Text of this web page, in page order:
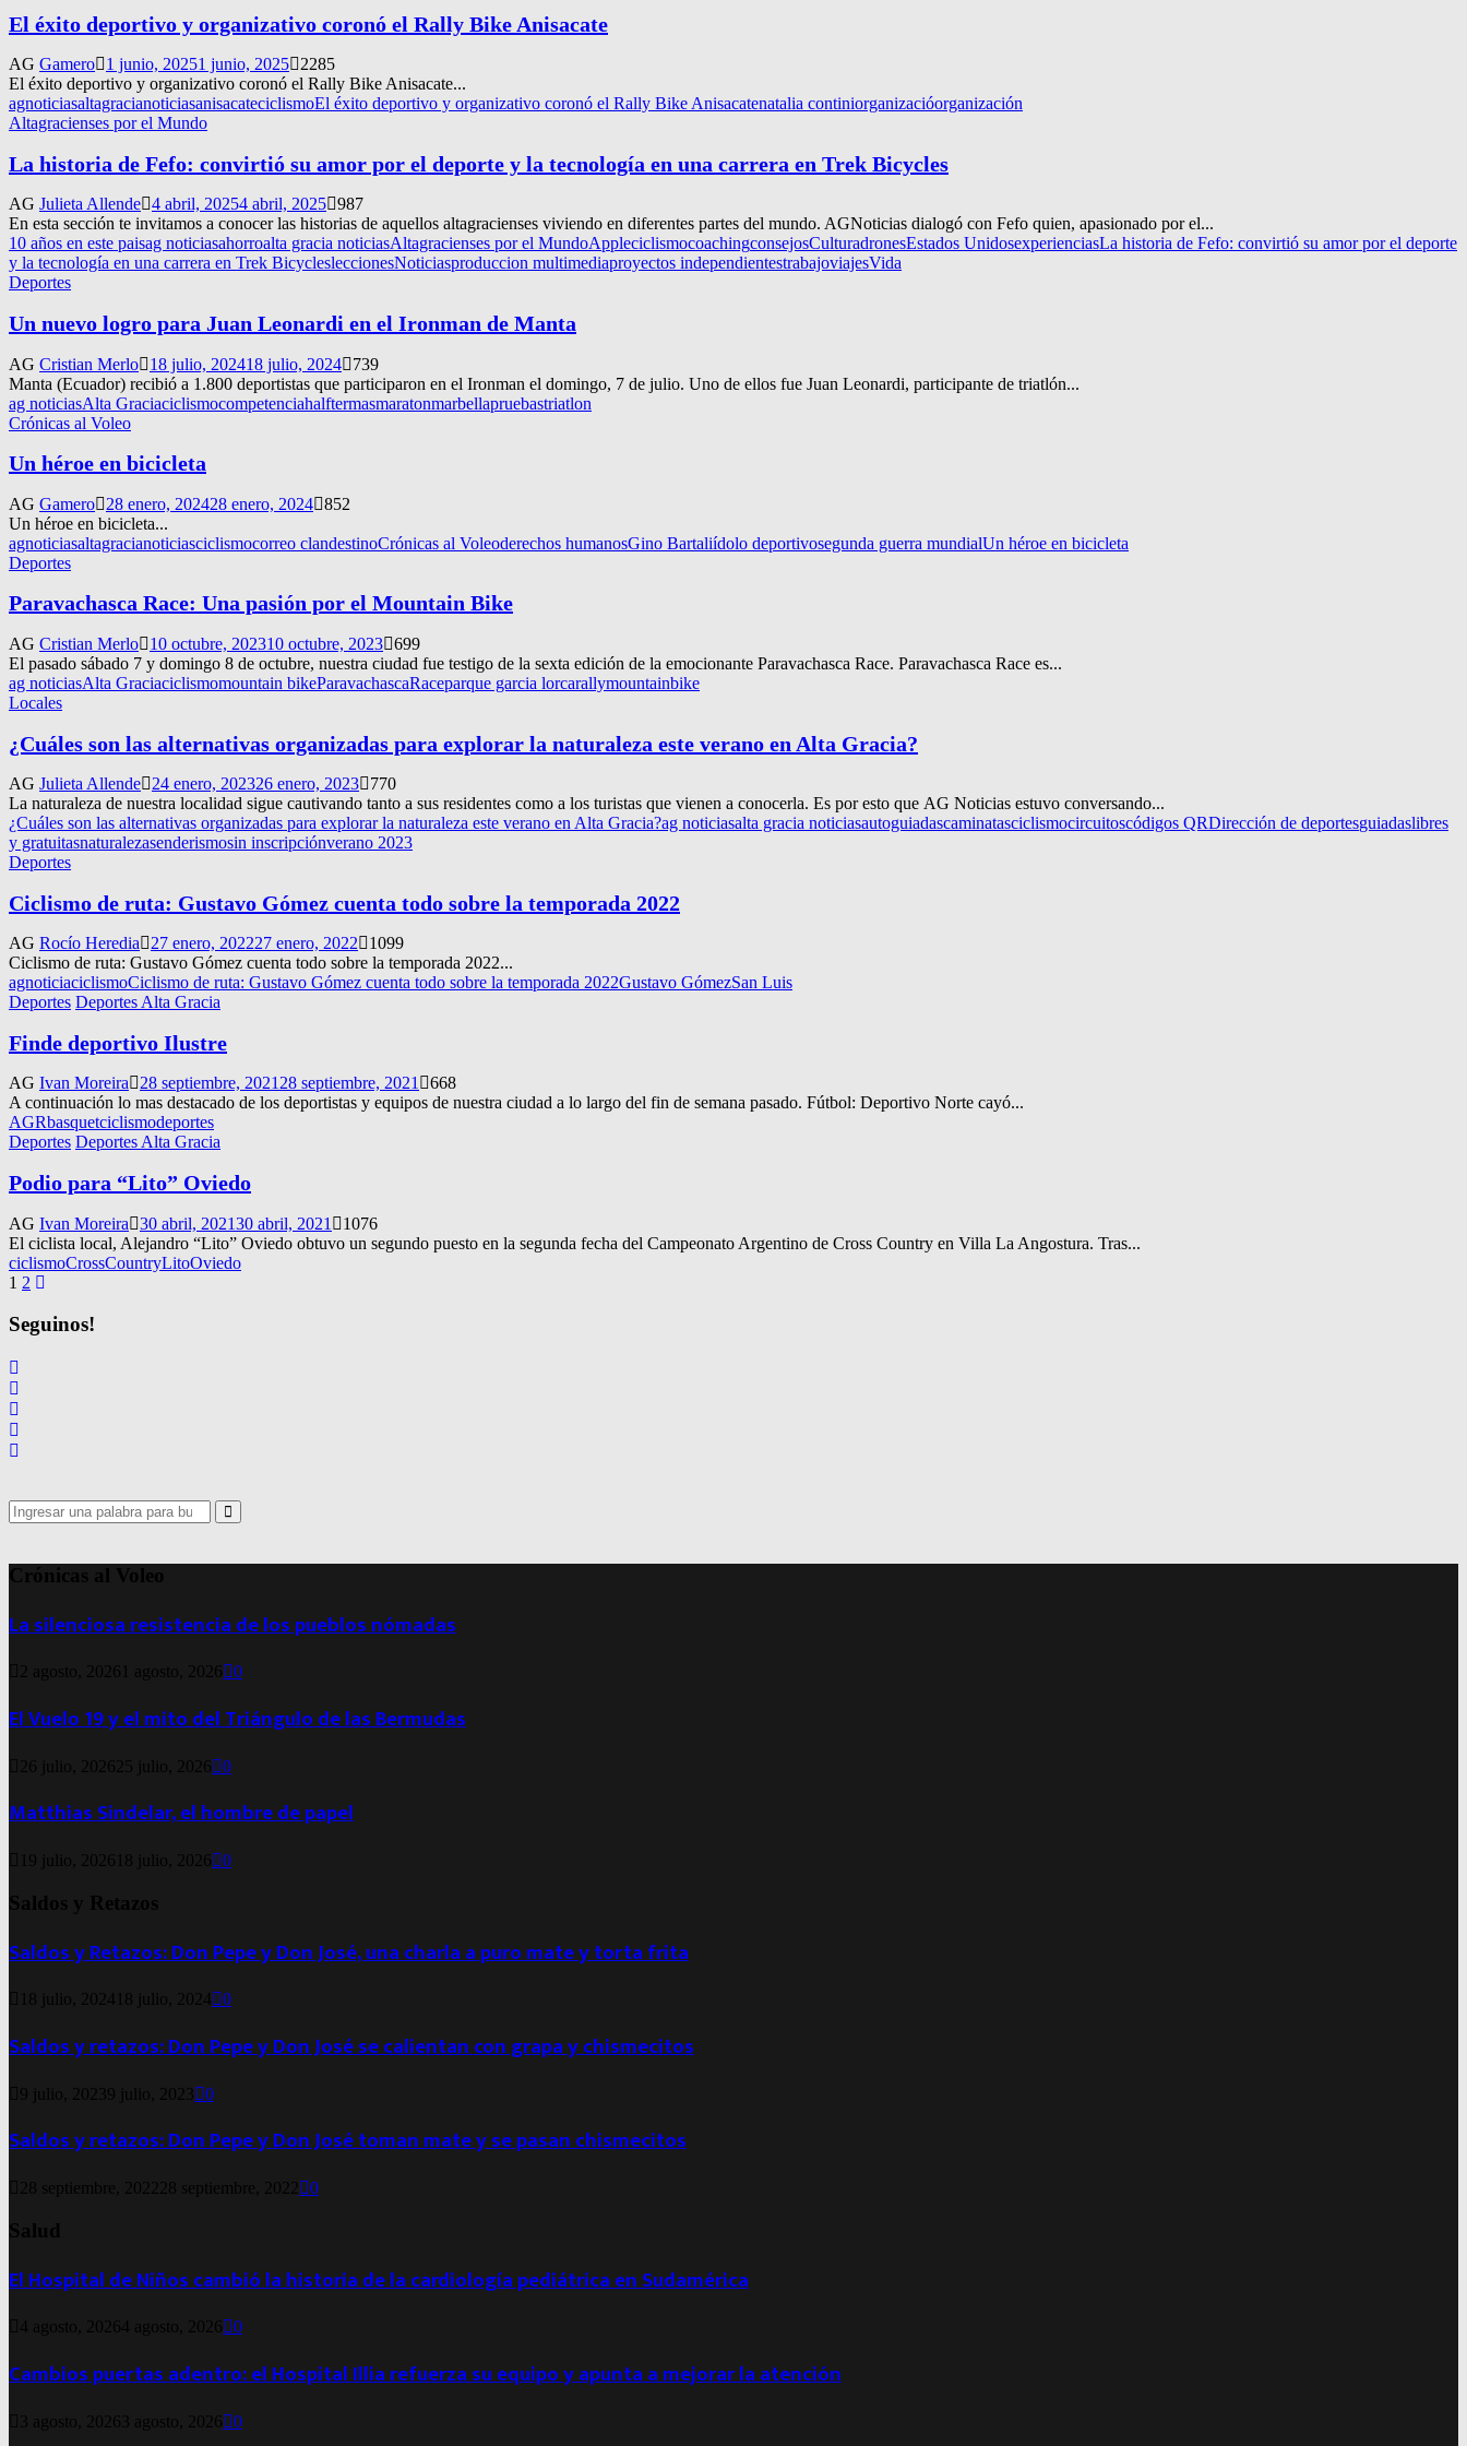
El éxito deportivo y organizativo coronó el Rally Bike Anisacate
AG Gamero 1 junio, 20251 junio, 2025
2285
El éxito deportivo y organizativo coronó el Rally Bike Anisacate...
agnoticiasaltagracianoticiasanisacateciclismoEl éxito deportivo y organizativo coronó el Rally Bike Anisacatenatalia continiorganizacióorganización
Altagracienses por el Mundo
La historia de Fefo: convirtió su amor por el deporte y la tecnología en una carrera en Trek Bicycles
AG Julieta Allende 4 abril, 20254 abril, 2025 987
En esta sección te invitamos a conocer las historias de aquellos altagracienses viviendo en diferentes partes del mundo. AGNoticias dialogó con Fefo quien, apasionado por el...
10 años en este paisag noticiasahorroalta gracia noticiasAltagracienses por el MundoAppleciclismocoachingconsejosCulturadronesEstados UnidosexperienciasLa historia de Fefo: convirtió su amor por el deporte
y la tecnología en una carrera en Trek BicyclesleccionesNoticiasproduccion multimediaproyectos independientestrabajoviajesVida
Deportes
Un nuevo logro para Juan Leonardi en el Ironman de Manta
AG Cristian Merlo 18 julio, 202418 julio, 2024
739
Manta (Ecuador) recibió a 1.800 deportistas que participaron en el Ironman el domingo, 7 de julio. Uno de ellos fue Juan Leonardi, participante de triatlón...
ag noticiasAlta Graciaciclismocompetenciahalftermasmaratonmarbellapruebastriatlon
Crónicas al Voleo
Un héroe en bicicleta
AG Gamero 28 enero, 202428 enero, 2024 852
Un héroe en bicicleta...
agnoticiasaltagracianoticiasciclismocorreo clandestinoCrónicas al Voleoderechos humanosGino Bartaliídolo deportivosegunda guerra mundialUn héroe en bicicleta
Deportes
Paravachasca Race: Una pasión por el Mountain Bike
AG Cristian Merlo 10 octubre, 202310 octubre, 2023 699
El pasado sábado 7 y domingo 8 de octubre, nuestra ciudad fue testigo de la sexta edición de la emocionante Paravachasca Race. Paravachasca Race es...
ag noticiasAlta Graciaciclismomountain bikeParavachascaRaceparque garcia lorcarallymountainbike
Locales
¿Cuáles son las alternativas organizadas para explorar la naturaleza este verano en Alta Gracia?
AG Julieta Allende 24 enero, 202326 enero, 2023
770
La naturaleza de nuestra localidad sigue cautivando tanto a sus residentes como a los turistas que vienen a conocerla. Es por esto que AG Noticias estuvo conversando...
¿Cuáles son las alternativas organizadas para explorar la naturaleza este verano en Alta Gracia?ag noticiasalta gracia noticiasautoguiadascaminatasciclismocircuitoscódigos QRDirección de deportesguiadaslibres
y gratuitasnaturalezasenderismosin inscripciónverano 2023
Deportes
Ciclismo de ruta: Gustavo Gómez cuenta todo sobre la temporada 2022
AG Rocío Heredia 27 enero, 202227 enero, 2022
1099
Ciclismo de ruta: Gustavo Gómez cuenta todo sobre la temporada 2022...
agnoticiaciclismoCiclismo de ruta: Gustavo Gómez cuenta todo sobre la temporada 2022Gustavo GómezSan Luis
Deportes Deportes Alta Gracia
Finde deportivo Ilustre
AG Ivan Moreira 28 septiembre, 202128 septiembre, 2021
668
A continuación lo mas destacado de los deportistas y equipos de nuestra ciudad a lo largo del fin de semana pasado. Fútbol: Deportivo Norte cayó...
AGRbasquetciclismodeportes
Deportes Deportes Alta Gracia
Podio para “Lito” Oviedo
AG Ivan Moreira 30 abril, 202130 abril, 2021
1076
El ciclista local, Alejandro “Lito” Oviedo obtuvo un segundo puesto en la segunda fecha del Campeonato Argentino de Cross Country en Villa La Angostura. Tras...
ciclismoCrossCountryLitoOviedo
Navegación
de
entradas
1 2
Seguinos!
Search
for:
Search
Crónicas al Voleo
La silenciosa resistencia de los pueblos nómadas
2 agosto, 2026 1 agosto, 2026 0
El Vuelo 19 y el mito del Triángulo de las Bermudas
26 julio, 2026 25 julio, 2026 0
Matthias Sindelar, el hombre de papel
19 julio, 2026 18 julio, 2026 0
Saldos y Retazos
Saldos y Retazos: Don Pepe y Don José, una charla a puro mate y torta frita
18 julio, 2024 18 julio, 2024 0
Saldos y retazos: Don Pepe y Don José se calientan con grapa y chismecitos
9 julio, 20239 julio, 2023 0
Saldos y retazos: Don Pepe y Don José toman mate y se pasan chismecitos
28 septiembre, 2022 28 septiembre, 2022 0
Salud
El Hospital de Niños cambió la historia de la cardiología pediátrica en Sudamérica
4 agosto, 20264 agosto, 2026 0
Cambios puertas adentro: el Hospital Illia refuerza su equipo y apunta a mejorar la atención
3 agosto, 2026 3 agosto, 2026 0